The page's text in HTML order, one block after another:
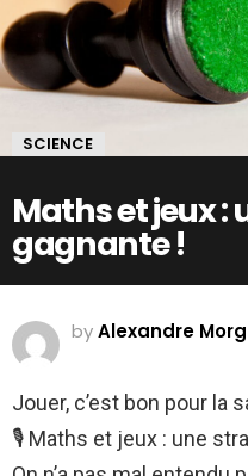
SCIENCE
Maths et jeux :
gagnante !
byAlexandre
Jouer, c’est bon pour la
🎙 Maths et jeux : une